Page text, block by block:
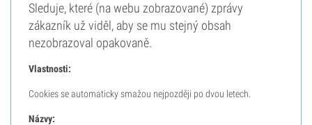
Sleduje, které (na webu zobrazované) zprávy
zákazník už viděl, aby se mu stejný obsah
nezobrazoval opakovaně.
Vlastnosti:
Cookies se automaticky smažou nejpozději po dvou letech.
Názvy: